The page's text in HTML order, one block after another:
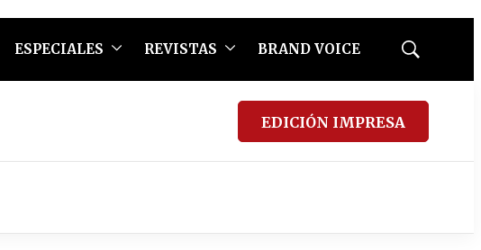
ESPECIALES REVISTAS BRAND VOICE
Mostrar
EDICIÓN IMPRESA